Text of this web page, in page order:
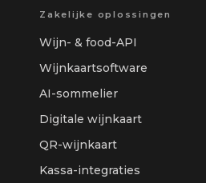
Zakelijke oplossingen
Wijn- & food-API
Wijnkaartsoftware
AI-sommelier
Digitale wijnkaart
QR-wijnkaart
Kassa-integraties